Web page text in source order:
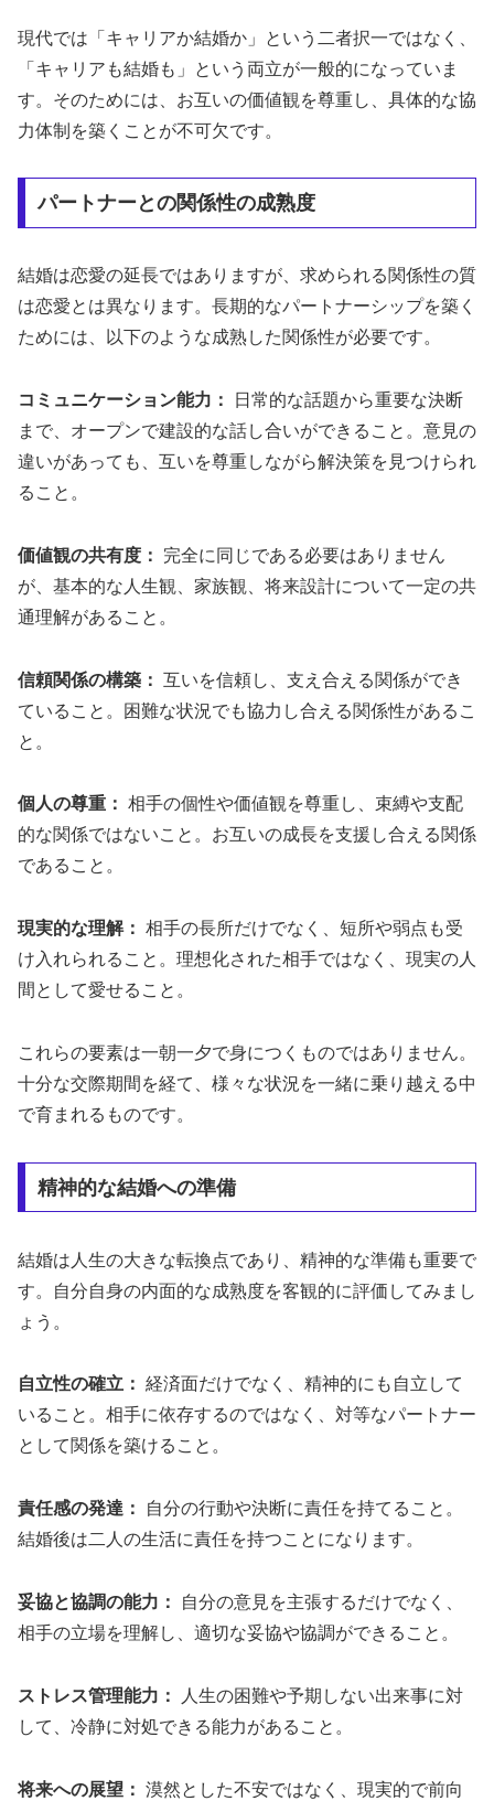
現代では「キャリアか結婚か」という二者択一ではなく、
「キャリアも結婚も」という両立が一般的になっていま
す。そのためには、お互いの価値観を尊重し、具体的な協
力体制を築くことが不可欠です。
パートナーとの関係性の成熟度
結婚は恋愛の延長ではありますが、求められる関係性の質
は恋愛とは異なります。長期的なパートナーシップを築く
ためには、以下のような成熟した関係性が必要です。
コミュニケーション能力：
日常的な話題から重要な決断
まで、オープンで建設的な話し合いができること。意見の
違いがあっても、互いを尊重しながら解決策を見つけられ
ること。
価値観の共有度：
完全に同じである必要はありません
が、基本的な人生観、家族観、将来設計について一定の共
通理解があること。
信頼関係の構築： 互いを信頼し、支え合える関係ができ
ていること。困難な状況でも協力し合える関係性があるこ
と。
個人の尊重： 相手の個性や価値観を尊重し、束縛や支配
的な関係ではないこと。お互いの成長を支援し合える関係
であること。
現実的な理解： 相手の長所だけでなく、短所や弱点も受
け入れられること。理想化された相手ではなく、現実の人
間として愛せること。
これらの要素は一朝一夕で身につくものではありません。
十分な交際期間を経て、様々な状況を一緒に乗り越える中
で育まれるものです。
精神的な結婚への準備
結婚は人生の大きな転換点であり、精神的な準備も重要で
す。自分自身の内面的な成熟度を客観的に評価してみまし
ょう。
自立性の確立： 経済面だけでなく、精神的にも自立して
いること。相手に依存するのではなく、対等なパートナー
として関係を築けること。
責任感の発達：
自分の行動や決断に責任を持てること。
結婚後は二人の生活に責任を持つことになります。
妥協と協調の能力：
自分の意見を主張するだけでなく、
相手の立場を理解し、適切な妥協や協調ができること。
ストレス管理能力：
人生の困難や予期しない出来事に対
して、冷静に対処できる能力があること。
将来への展望： 漠然とした不安ではなく、現実的で前向